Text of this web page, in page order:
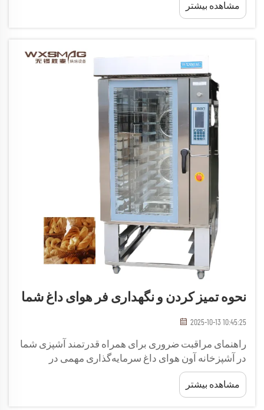
این دستگاه نوآورانه نحوه...
مشاهده بیشتر
نحوه تمیز کردن و نگهداری فر هوای داغ شما
2025-10-13 10:45:25
راهنمای مراقبت ضروری برای همراه قدرتمند آشپزی شما
در آشپزخانه آون هوای داغ سرمایه‌گذاری مهمی در
مجموعه تجهیزات آشپزخانه شما محسوب می‌شود و
ترکیبی از انعطاف‌پذیری و فناوری مدرن پخت را ارائه
می‌دهد. چه از آن روزانه برای پخت، پز یا تفت دادن با هوا
مشاهده بیشتر